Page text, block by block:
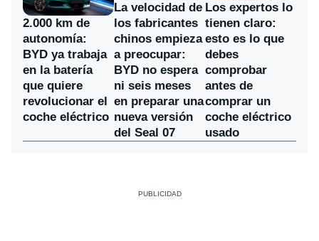
2.000 km de
autonomía:
BYD ya trabaja
en la batería
que quiere
revolucionar el
coche eléctrico
La velocidad de
los fabricantes
chinos empieza
a preocupar:
BYD no espera
ni seis meses
en preparar una
nueva versión
del Seal 07
Los expertos lo
tienen claro:
esto es lo que
debes
comprobar
antes de
comprar un
coche eléctrico
usado